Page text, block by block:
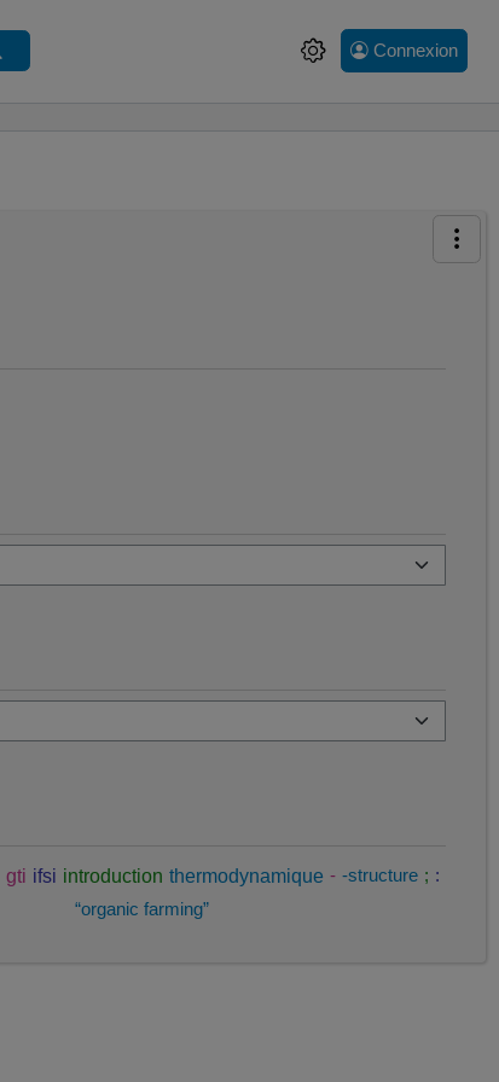
Connexion
gti ifsi introduction thermodynamique - -structure ; :
“organic farming”